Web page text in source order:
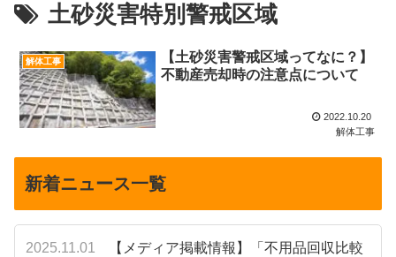
土砂災害特別警戒区域
解体工事
【土砂災害警戒区域ってなに？】
不動産売却時の注意点について
2022.10.20
解体工事
新着ニュース一覧
2025.11.01
【メディア掲載情報】「不用品回収比較